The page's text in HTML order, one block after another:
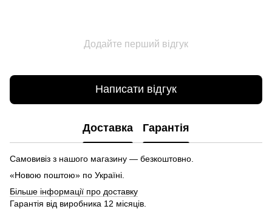
Додайте перший відгук
Написати відгук
Доставка Гарантія
Самовивіз з нашого магазину — безкоштовно.
«Новою поштою» по Україні.
Більше інформації про доставку
Гарантія від виробника 12 місяців.